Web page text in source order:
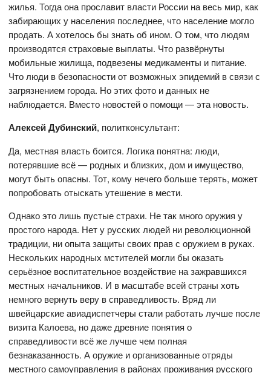
жилья. Тогда она прославит власти России на весь мир, как
забирающих у населения последнее, что население могло
продать. А хотелось бы знать об ином. О том, что людям
производятся страховые выплаты. Что развёрнуты
мобильные жилища, подвезены медикаменты и питание.
Что люди в безопасности от возможных эпидемий в связи с
загрязнением города. Но этих фото и данных не
наблюдается. Вместо новостей о помощи — эта новость.
Алексей Дубинский, политконсультант:
Да, местная власть боится. Логика понятна: люди,
потерявшие всё — родных и близких, дом и имущество,
могут быть опасны. Тот, кому нечего больше терять, может
попробовать отыскать утешение в мести.
Однако это лишь пустые страхи. Не так много оружия у
простого народа. Нет у русских людей ни революционной
традиции, ни опыта защиты своих прав с оружием в руках.
Нескольких народных мстителей могли бы оказать
серьёзное воспитательное воздействие на зажравшихся
местных начальников. И в масштабе всей страны хоть
немного вернуть веру в справедливость. Вряд ли
швейцарские авиадиспетчеры стали работать лучше после
визита Калоева, но даже древние понятия о
справедливости всё же лучше чем полная
безнаказанность. А оружие и организованные отряды
местного самоуправления в районах проживания русского